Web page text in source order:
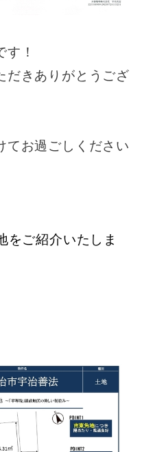
！
だきありがとうござ
てお過ごしください
をご紹介いたしま